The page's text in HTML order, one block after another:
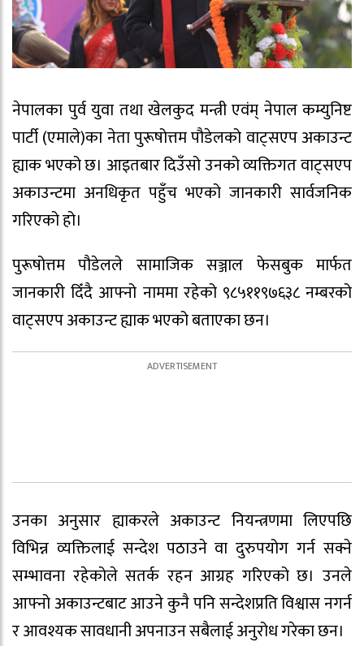
नेपालका पुर्व युवा तथा खेलकुद मन्त्री एवंम् नेपाल कम्युनिष्ट
पार्टी (एमाले)का नेता पुरूषोत्तम पौडेलको वाट्सएप अकाउन्ट
ह्याक भएको छ। आइतबार दिउँसो उनको व्यक्तिगत वाट्सएप
अकाउन्टमा अनधिकृत पहुँच भएको जानकारी सार्वजनिक
गरिएको हो।
पुरूषोत्तम पौडेलले सामाजिक सञ्जाल फेसबुक मार्फत
जानकारी दिँदै आफ्नो नाममा रहेको ९८५११९७६३८ नम्बरको
वाट्सएप अकाउन्ट ह्याक भएको बताएका छन।
उनका अनुसार ह्याकरले अकाउन्ट नियन्त्रणमा लिएपछि
विभिन्न व्यक्तिलाई सन्देश पठाउने वा दुरुपयोग गर्न सक्ने
सम्भावना रहेकोले सतर्क रहन आग्रह गरिएको छ। उनले
आफ्नो अकाउन्टबाट आउने कुनै पनि सन्देशप्रति विश्वास नगर्न
र आवश्यक सावधानी अपनाउन सबैलाई अनुरोध गरेका छन।